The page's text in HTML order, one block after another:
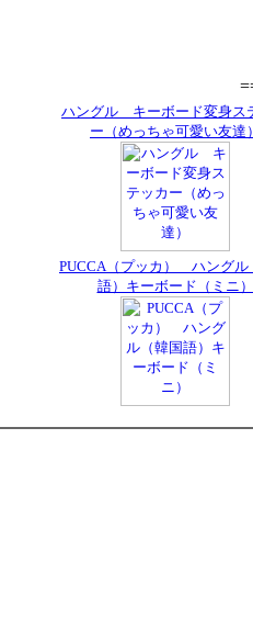
ハングル キーボード変身ス
ー（めっちゃ可愛い友達）
PUCCA（プッカ） ハングル
語）キーボード（ミニ）